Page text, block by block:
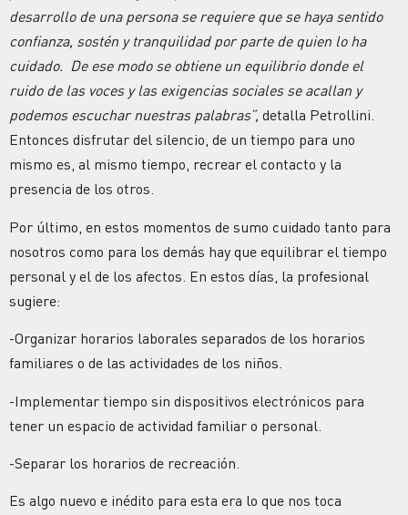
desarrollo de una persona se requiere que se haya sentido
confianza, sostén y tranquilidad por parte de quien lo ha
cuidado. De ese modo se obtiene un equilibrio donde el
ruido de las voces y las exigencias sociales se acallan y
podemos escuchar nuestras palabras”, detalla Petrollini.
Entonces disfrutar del silencio, de un tiempo para uno
mismo es, al mismo tiempo, recrear el contacto y la
presencia de los otros.
Por último, en estos momentos de sumo cuidado tanto para
nosotros como para los demás hay que equilibrar el tiempo
personal y el de los afectos. En estos días, la profesional
sugiere:
-Organizar horarios laborales separados de los horarios
familiares o de las actividades de los niños.
-Implementar tiempo sin dispositivos electrónicos para
tener un espacio de actividad familiar o personal.
-Separar los horarios de recreación.
Es algo nuevo e inédito para esta era lo que nos toca